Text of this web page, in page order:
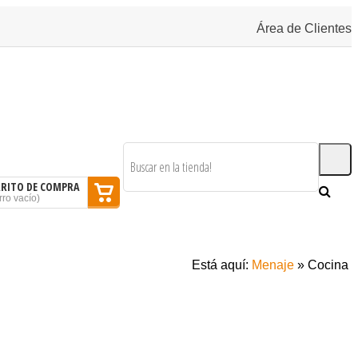
Área de Clientes
DE COMPRA
vacío)
Está aquí: Menaje » Cocina